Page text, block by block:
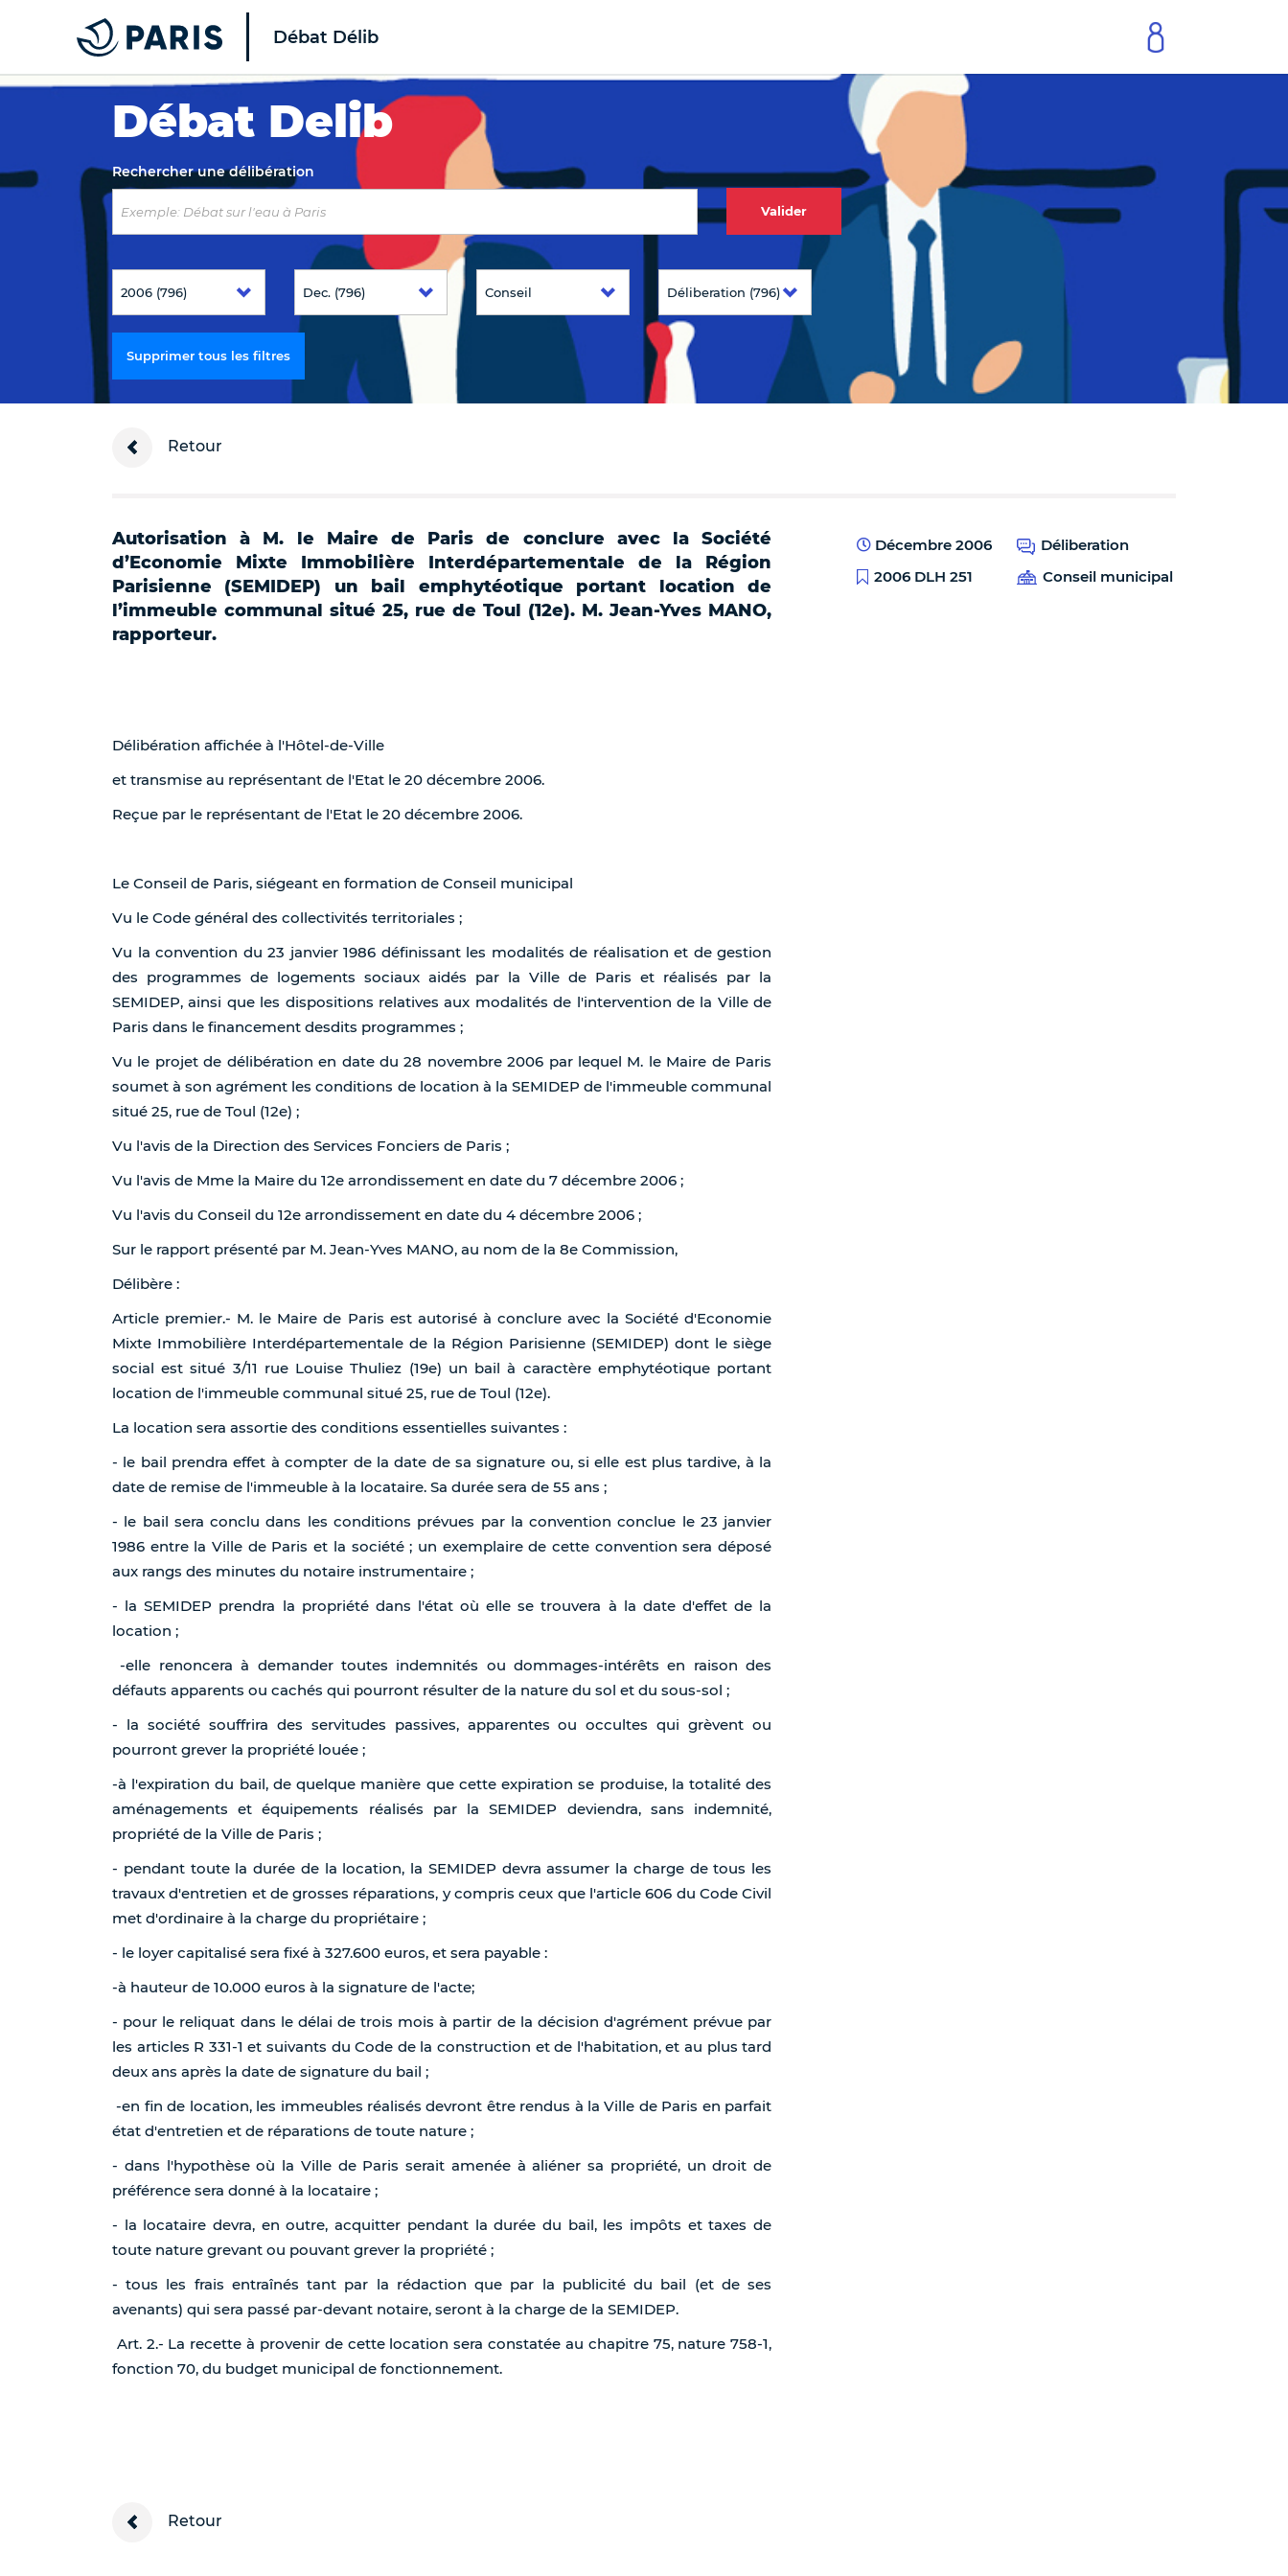
Top of the page
Débat Délib
Débat Delib
Rechercher une délibération
Valider
Supprimer tous les filtres
Retour
Autorisation à M. le Maire de Paris de conclure avec la Société
d’Economie Mixte Immobilière Interdépartementale de la Région
Parisienne (SEMIDEP) un bail emphytéotique portant location de
l’immeuble communal situé 25, rue de Toul (12e). M. Jean-Yves MANO,
rapporteur.
Délibération affichée à l'Hôtel-de-Ville
et transmise au représentant de l'Etat le 20 décembre 2006.
Reçue par le représentant de l'Etat le 20 décembre 2006.
Le Conseil de Paris, siégeant en formation de Conseil municipal
Vu le Code général des collectivités territoriales ;
Vu la convention du 23 janvier 1986 définissant les modalités de réalisation et de gestion
des programmes de logements sociaux aidés par la Ville de Paris et réalisés par la
SEMIDEP, ainsi que les dispositions relatives aux modalités de l'intervention de la Ville de
Paris dans le financement desdits programmes ;
Vu le projet de délibération en date du 28 novembre 2006 par lequel M. le Maire de Paris
soumet à son agrément les conditions de location à la SEMIDEP de l'immeuble communal
situé 25, rue de Toul (12e) ;
Vu l'avis de la Direction des Services Fonciers de Paris ;
Vu l'avis de Mme la Maire du 12e arrondissement en date du 7 décembre 2006 ;
Vu l'avis du Conseil du 12e arrondissement en date du 4 décembre 2006 ;
Sur le rapport présenté par M. Jean-Yves MANO, au nom de la 8e Commission,
Délibère :
Article premier.- M. le Maire de Paris est autorisé à conclure avec la Société d'Economie
Mixte Immobilière Interdépartementale de la Région Parisienne (SEMIDEP) dont le siège
social est situé 3/11 rue Louise Thuliez (19e) un bail à caractère emphytéotique portant
location de l'immeuble communal situé 25, rue de Toul (12e).
La location sera assortie des conditions essentielles suivantes :
- le bail prendra effet à compter de la date de sa signature ou, si elle est plus tardive, à la
date de remise de l'immeuble à la locataire. Sa durée sera de 55 ans ;
- le bail sera conclu dans les conditions prévues par la convention conclue le 23 janvier
1986 entre la Ville de Paris et la société ; un exemplaire de cette convention sera déposé
aux rangs des minutes du notaire instrumentaire ;
- la SEMIDEP prendra la propriété dans l'état où elle se trouvera à la date d'effet de la
location ;
-elle renoncera à demander toutes indemnités ou dommages-intérêts en raison des
défauts apparents ou cachés qui pourront résulter de la nature du sol et du sous-sol ;
- la société souffrira des servitudes passives, apparentes ou occultes qui grèvent ou
pourront grever la propriété louée ;
-à l'expiration du bail, de quelque manière que cette expiration se produise, la totalité des
aménagements et équipements réalisés par la SEMIDEP deviendra, sans indemnité,
propriété de la Ville de Paris ;
- pendant toute la durée de la location, la SEMIDEP devra assumer la charge de tous les
travaux d'entretien et de grosses réparations, y compris ceux que l'article 606 du Code Civil
met d'ordinaire à la charge du propriétaire ;
- le loyer capitalisé sera fixé à 327.600 euros, et sera payable :
-à hauteur de 10.000 euros à la signature de l'acte;
- pour le reliquat dans le délai de trois mois à partir de la décision d'agrément prévue par
les articles R 331-1 et suivants du Code de la construction et de l'habitation, et au plus tard
deux ans après la date de signature du bail ;
-en fin de location, les immeubles réalisés devront être rendus à la Ville de Paris en parfait
état d'entretien et de réparations de toute nature ;
- dans l'hypothèse où la Ville de Paris serait amenée à aliéner sa propriété, un droit de
préférence sera donné à la locataire ;
- la locataire devra, en outre, acquitter pendant la durée du bail, les impôts et taxes de
toute nature grevant ou pouvant grever la propriété ;
- tous les frais entraînés tant par la rédaction que par la publicité du bail (et de ses
avenants) qui sera passé par-devant notaire, seront à la charge de la SEMIDEP.
Art. 2.- La recette à provenir de cette location sera constatée au chapitre 75, nature 758-1,
fonction 70, du budget municipal de fonctionnement.
Décembre 2006
Déliberation
2006 DLH 251
Conseil municipal
Retour